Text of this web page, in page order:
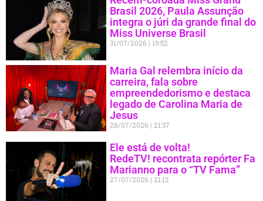
Brasil 2026, Paula Assunção
integra o júri da grande final do
Miss Universe Brasil
31/07/2026 19:52
Maria Gal relembra início da
carreira, fala sobre
empreendedorismo e destaca
legado de Carolina Maria de
Jesus
28/07/2026 21:37
Ele está de volta!
RedeTV! recontrata repórter Fa
Marianno para o “TV Fama”
27/07/2026 21:12